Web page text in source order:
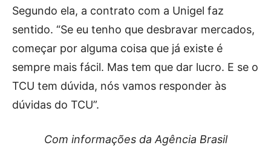
Segundo ela, a contrato com a Unigel faz
sentido. “Se eu tenho que desbravar mercados,
começar por alguma coisa que já existe é
sempre mais fácil. Mas tem que dar lucro. E se o
TCU tem dúvida, nós vamos responder às
dúvidas do TCU”.
Com informações da Agência Brasil